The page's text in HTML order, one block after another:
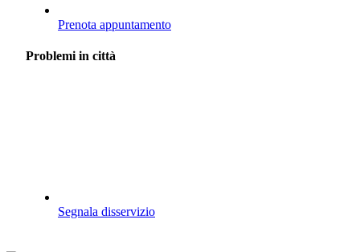
Prenota appuntamento
Problemi in città
Segnala disservizio